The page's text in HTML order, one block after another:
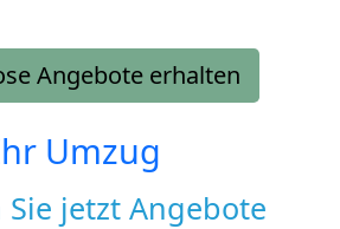
Angebote erhalten
Umzug
Sie jetzt Angebote